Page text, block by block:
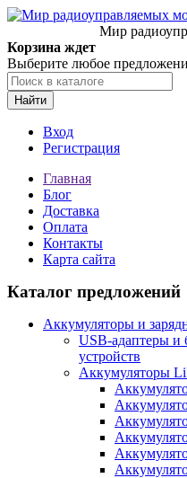
Мир
Корзина ждет
Выберите любое
Найти
Вход
Регистрация
Главная
Блог
Доставка
Оплата
Контакты
Карта сайта
Каталог предложений
Аккумуляторы и
USB-адаптеры и
устройств
Аккумуляторы